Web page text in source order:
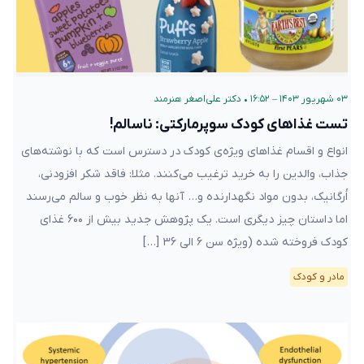
۰۳ شهریور ۱۴۰۳ – ۱۶:۵۲ • دکتر علی‌اصغر هنرمند
تست غذاهای کودک سوپرمارکتی: ناسالم!
انواع و اقسام غذاهای ویژ‌ه‌ی کودک در دسترس است که با نوشته‌های
جذاب، والدین را به خرید ترغیب می‌کنند. مثلا: فاقد شکر افزودنی،
اُرگانیک، بدون مواد نگهدارنده و… آنها به نظر خوب و سالم می‌رسند
اما داستان چیز دیگری است. یک پژوهش جدید بیش از ۶۰۰ غذای
کودک فروخته شده (ویژه سن ۶ الی ۳۶ […]
مادر و کودک